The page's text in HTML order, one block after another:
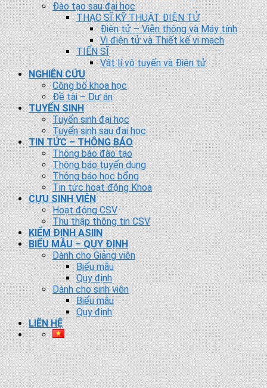
Đào tạo sau đại học
THẠC SĨ KỸ THUẬT ĐIỆN TỬ
Điện tử – Viễn thông và Máy tính
Vi điện tử và Thiết kế vi mạch
TIẾN SĨ
Vật lí vô tuyến và Điện tử
NGHIÊN CỨU
Công bố khoa học
Đề tài – Dự án
TUYỂN SINH
Tuyển sinh đại học
Tuyển sinh sau đại học
TIN TỨC – THÔNG BÁO
Thông báo đào tạo
Thông báo tuyển dụng
Thông báo học bổng
Tin tức hoạt động Khoa
CỰU SINH VIÊN
Hoạt động CSV
Thu thập thông tin CSV
KIỂM ĐỊNH ASIIN
BIỂU MẪU – QUY ĐỊNH
Dành cho Giảng viên
Biểu mẫu
Quy định
Dành cho sinh viên
Biểu mẫu
Quy định
LIÊN HỆ